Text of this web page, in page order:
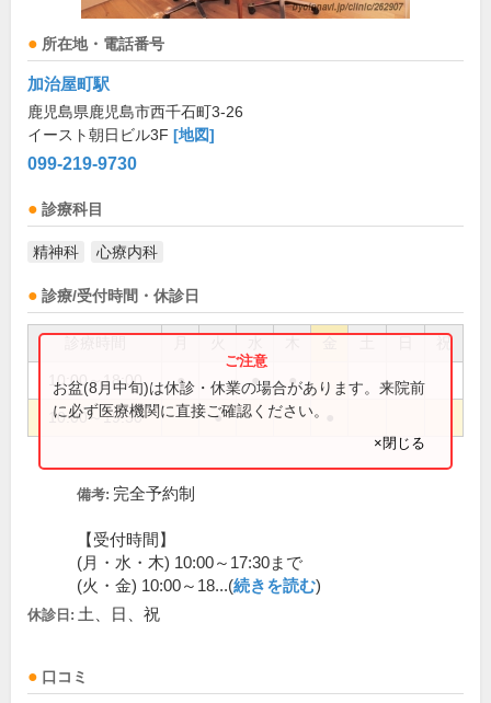
所在地・電話番号
加治屋町駅
鹿児島県鹿児島市西千石町3-26
イースト朝日ビル3F [地図]
099-219-9730
診療科目
精神科 心療内科
診療/受付時間・休診日
祝
10:00～18:00 ● ● ●
10:00～19:30 ●
お盆(8月中旬)は休診・休業の場合があります。来院前
に必ず医療機関に直接ご確認ください。
×閉じる
備考: 完全予約制
【受付時間】
(月・水・木) 10:00～17:30まで
(火・金) 10:00～18...(続きを読む)
休診日: 土、日、祝
口コミ